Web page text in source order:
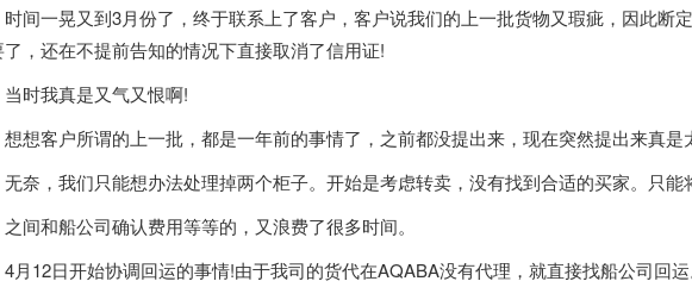
一晃又到3月份了，终于联系上了客户，客户说我们的上一批货物又瑕疵，因此断
，还在不提前告知的情况下直接取消了信用证!
我真是又气又恨啊!
客户所谓的上一批，都是一年前的事情了，之前都没提出来，现在突然提出来真是
，我们只能想办法处理掉两个柜子。开始是考虑转卖，没有找到合适的买家。只能
和船公司确认费用等等的，又浪费了很多时间。
12日开始协调回运的事情!由于我司的货代在AQABA没有代理，就直接找船公司回运